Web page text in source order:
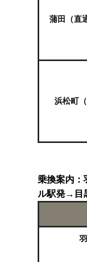
蒲田（直
浜松町
乗換案内：
ル駅発→目